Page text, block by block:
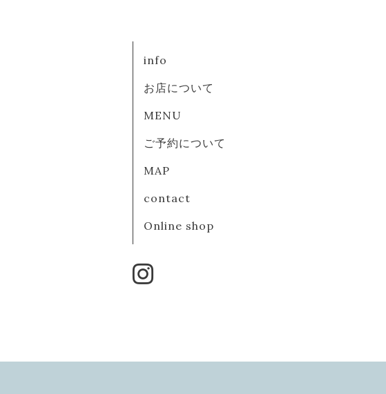
info
お店について
MENU
ご予約について
MAP
contact
Online shop